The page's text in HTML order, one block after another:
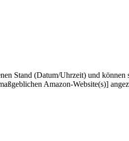
Stand (Datum/Uhrzeit) und
Amazon-Website(s)]